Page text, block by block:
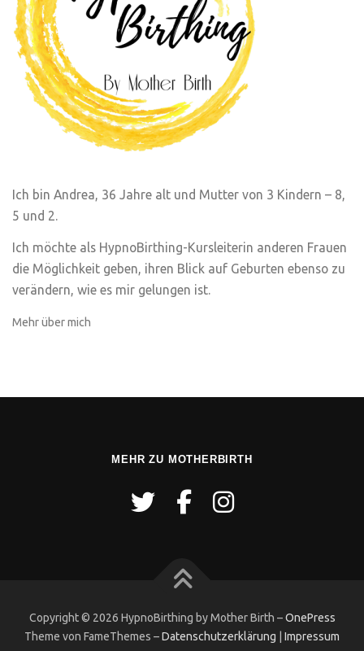
Ich bin Andrea, 36 Jahre alt und Mutter von 3 Kindern – 8,
5 und 2.
Ich möchte als HypnoBirthing-Kursleiterin anderen Frauen
die Möglichkeit geben, ihren Blick auf Geburten ebenso zu
verändern, wie es mir gelungen ist.
Mehr über mich
MEHR ZU MOTHERBIRTH
Copyright © 2026 HypnoBirthing by Mother Birth –OnePress
Theme von FameThemes –Datenschutzerklärung Impressum